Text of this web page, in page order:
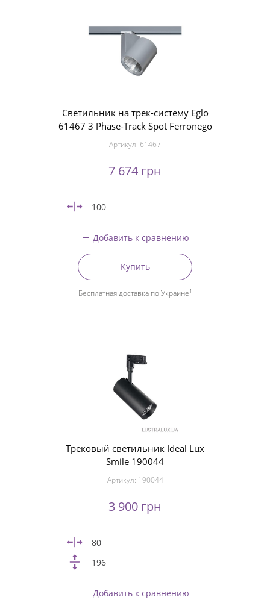
Светильник на трек-систему Eglo
61467 3 Phase-Track Spot Ferronego
Артикул: 61467
7 674 грн
100
Добавить к сравнению
Купить
Бесплатная доставка по Украине1
Трековый светильник Ideal Lux
Smile 190044
Артикул: 190044
3 900 грн
80
196
Добавить к сравнению